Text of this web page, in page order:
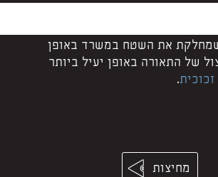
שמחלקת את השטח במשרד באופן
של התאורה באופן יעיל ביותר
.
מחיצות